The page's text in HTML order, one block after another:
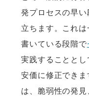
発プロセスの早
立ちます。これ
書いている段階で
実践することと
安価に修正でき
は、脆弱性の発